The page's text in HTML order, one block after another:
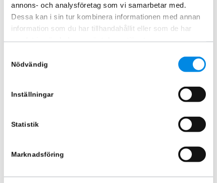
annons- och analysföretag som vi samarbetar med.
Dessa kan i sin tur kombinera informationen med annan
information som du har tillhandahållit eller som de har
Nödvändig
Inställningar
Statistik
Marknadsföring
ARTNR:85270471
Inkl. moms
Takbåge Fram 60mm med LED